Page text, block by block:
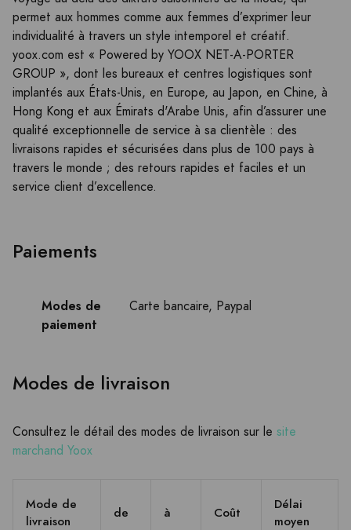
permet aux hommes comme aux femmes d’exprimer leur
individualité à travers un style intemporel et créatif.
yoox.com est « Powered by YOOX NET-A-PORTER
GROUP », dont les bureaux et centres logistiques sont
implantés aux États-Unis, en Europe, au Japon, en Chine, à
Hong Kong et aux Émirats d'Arabe Unis, afin d’assurer une
qualité exceptionnelle de service à sa clientèle : des
livraisons rapides et sécurisées dans plus de 100 pays à
travers le monde ; des retours rapides et faciles et un
service client d’excellence.
Paiements
Modes de
paiement
Carte bancaire, Paypal
Modes de livraison
Consultez le détail des modes de livraison sur le site
marchand Yoox
Mode de
livraison
de à Coût
Délai
moyen